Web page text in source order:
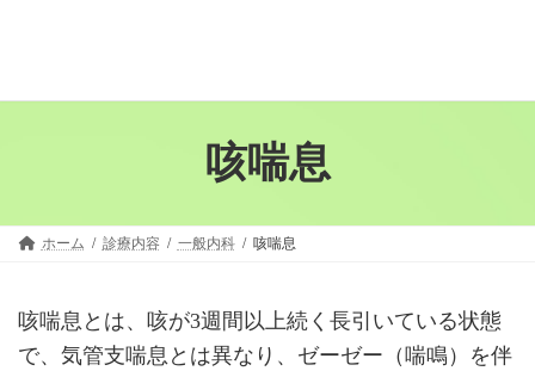
ン
ッ
ー
移
咳喘息
ホーム 診療内容 一般内科 咳喘息
咳喘息とは、咳が3週間以上続く長引いている状態
で、気管支喘息とは異なり、ゼーゼー（喘鳴）を伴